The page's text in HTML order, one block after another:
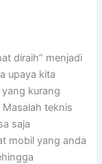
diraih” menjadi
upaya kita
kurang
teknis
saja
mobil yang anda